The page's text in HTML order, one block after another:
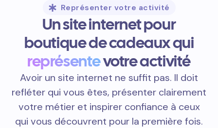
Représenter votre activité
Un site internet pour
boutique de cadeaux qui
représentevotre activité
Avoir un site internet ne suffit pas. Il doit
refléter qui vous êtes, présenter clairement
votre métier et inspirer confiance à ceux
qui vous découvrent pour la première fois.